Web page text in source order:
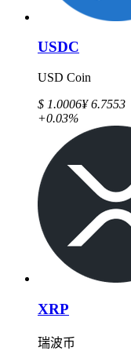
USDC
USD Coin
$ 1.0006¥ 6.7553
+0.03%
XRP
瑞波币